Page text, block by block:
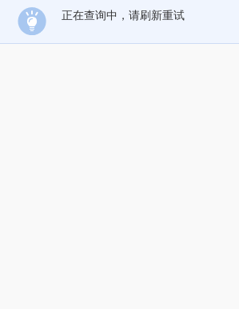
正在查询中，请刷新重试